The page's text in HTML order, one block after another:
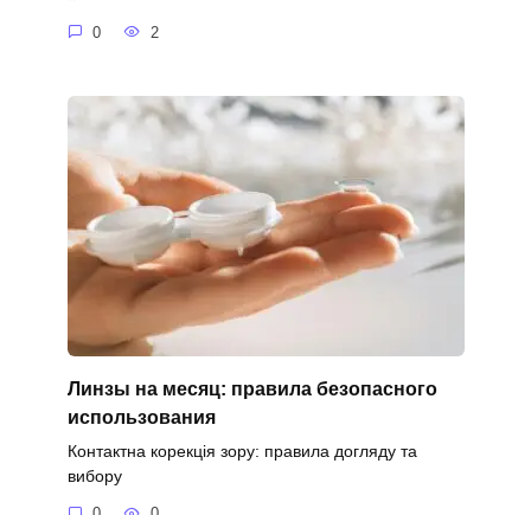
0 2
Линзы на месяц: правила безопасного
использования
Контактна корекція зору: правила догляду та
вибору